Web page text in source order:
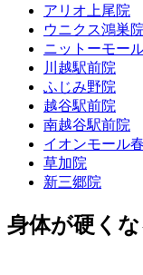
アリオ上尾院
ウニクス鴻巣院
ニットーモー
川越駅前院
ふじみ野院
越谷駅前院
南越谷駅前院
イオンモール
草加院
新三郷院
身体が硬くな